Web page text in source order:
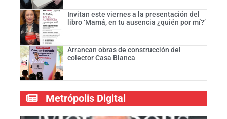
Invitan este viernes a la presentación del
libro ‘Mamá, en tu ausencia ¿quién por mí?’
Arrancan obras de construcción del
colector Casa Blanca
Metrópolis Digital